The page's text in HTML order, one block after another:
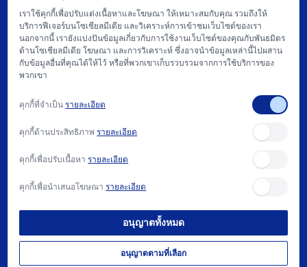
หน้าแรก
เกี่ยวกับเรา
สนับสนุน
ติดต่อเรา
วิธีการซื้อ และ นโยบาย
ต้องการความช่วยเหลือ?
022740081
เราใช้คุกกี้เพื่อปรับแต่งเนื้อหาและโฆษณา ให้เหมาะสมกับคุณ รวมถึงให้
บริการฟีเจอร์บนโซเชียลมีเดีย และวิเคราะห์การเข้าชมเว็บไซต์ของเรา
นอกจากนี้ เรายังแบ่งปันข้อมูลเกี่ยวกับการใช้งานเว็บไซต์ของคุณกับพันธมิตร
ด้านโซเชียลมีเดีย โฆษณา และการวิเคราะห์ ซึ่งอาจนำข้อมูลเหล่านี้ไปผสาน
กับข้อมูลอื่นที่คุณได้ให้ไว้ หรือที่พวกเขาเก็บรวบรวมจากการใช้บริการของ
พวกเขา
คุกกี้ที่จำเป็นรายละเอียด
คุกกี้ด้านประสิทธิภาพรายละเอียด
คุกกี้เพื่อปรับเนื้อหารายละเอียด
คุกกี้เพื่อนำเสนอโฆษณารายละเอียด
อนุญาตทั้งหมด
อนุญาตตามที่เลือก